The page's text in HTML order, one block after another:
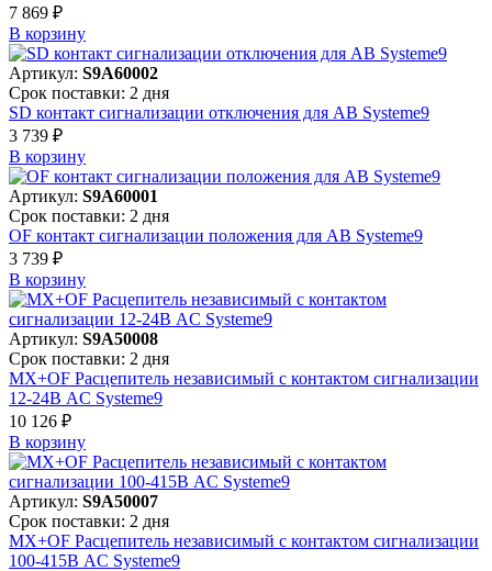
7 869 ₽
В корзинy
Артикул: S9A60002
Срок поставки: 2 дня
SD контакт сигнализации отключения для АВ Systeme9
3 739 ₽
В корзинy
Артикул: S9A60001
Срок поставки: 2 дня
OF контакт сигнализации положения для АВ Systeme9
3 739 ₽
В корзинy
Артикул: S9A50008
Срок поставки: 2 дня
MX+OF Расцепитель независимый с контактом сигнализации
12-24В AC Systeme9
10 126 ₽
В корзинy
Артикул: S9A50007
Срок поставки: 2 дня
MX+OF Расцепитель независимый с контактом сигнализации
100-415В AC Systeme9